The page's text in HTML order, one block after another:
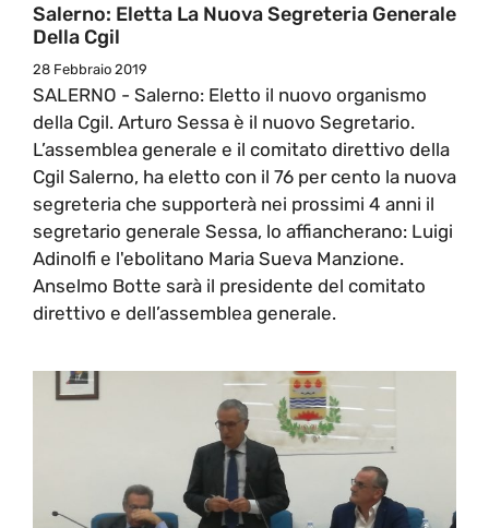
Salerno: Eletta La Nuova Segreteria Generale
Della Cgil
28 Febbraio 2019
SALERNO - Salerno: Eletto il nuovo organismo
della Cgil. Arturo Sessa è il nuovo Segretario.
L’assemblea generale e il comitato direttivo della
Cgil Salerno, ha eletto con il 76 per cento la nuova
segreteria che supporterà nei prossimi 4 anni il
segretario generale Sessa, lo affiancherano: Luigi
Adinolfi e l'ebolitano Maria Sueva Manzione.
Anselmo Botte sarà il presidente del comitato
direttivo e dell’assemblea generale.